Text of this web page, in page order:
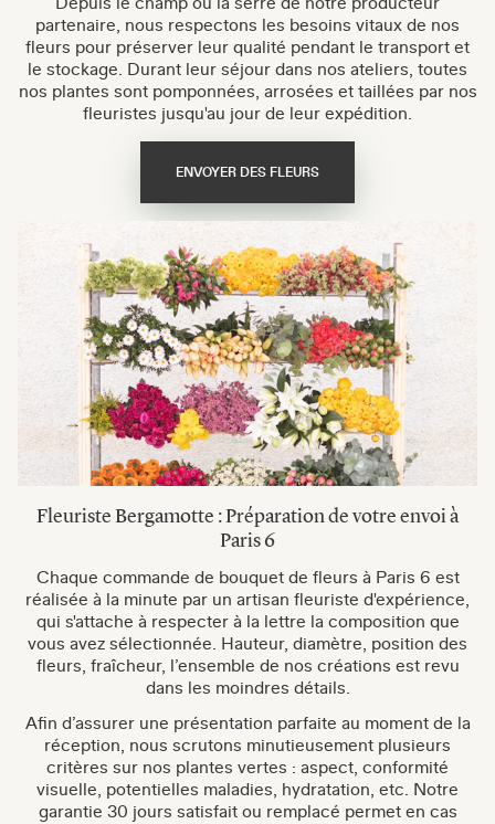
partenaire, nous respectons les besoins vitaux de nos
fleurs pour préserver leur qualité pendant le transport et
le stockage. Durant leur séjour dans nos ateliers, toutes
nos plantes sont pomponnées, arrosées et taillées par nos
fleuristes jusqu'au jour de leur expédition.
ENVOYER DES FLEURS
Fleuriste Bergamotte : Préparation de votre envoi à
Paris 6
Chaque commande de bouquet de fleurs à Paris 6 est
réalisée à la minute par un artisan fleuriste d'expérience,
qui s'attache à respecter à la lettre la composition que
vous avez sélectionnée. Hauteur, diamètre, position des
fleurs, fraîcheur, l’ensemble de nos créations est revu
dans les moindres détails.
Afin d’assurer une présentation parfaite au moment de la
réception, nous scrutons minutieusement plusieurs
critères sur nos plantes vertes : aspect, conformité
visuelle, potentielles maladies, hydratation, etc. Notre
garantie 30 jours satisfait ou remplacé permet en cas